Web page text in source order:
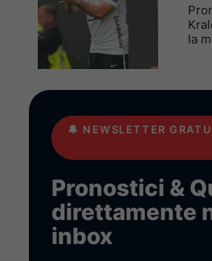
la
🔔 NEWSLETTER
Pronostici &
direttamente
inbox